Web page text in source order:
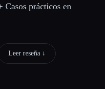
prácticos en
Leer reseña ↓︎